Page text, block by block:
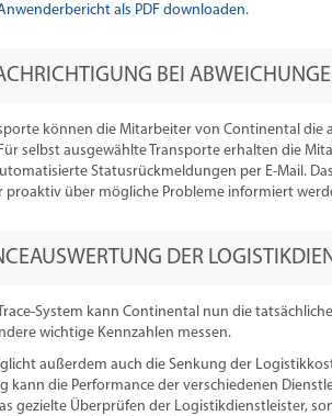
als PDF downloaden.
BEI
können die Mitarbeiter von Continental die
selbst ausgewählte Transporte erhalten die
Statusrückmeldungen per E-Mail.
proaktiv über mögliche Probleme informiert
DER
System kann Continental nun die
wichtige Kennzahlen messen.
außerdem auch die Senkung der
kann die Performance der verschiedenen
gezielte Überprüfen der Logistikdienstleister,